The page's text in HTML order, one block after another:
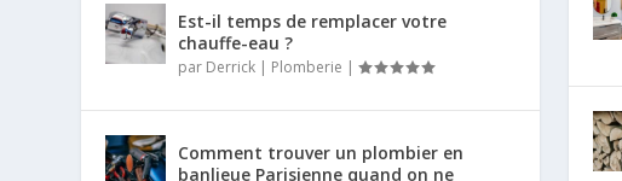
Est-il temps de remplacer votre
chauffe-eau ?
par Derrick | Plomberie |
Comment trouver un plombier en
banlieue Parisienne quand on ne